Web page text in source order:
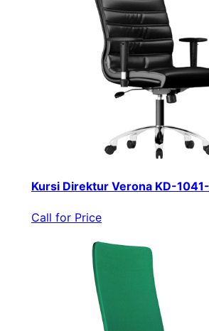
Kursi Direktur Verona KD-
Call for Price